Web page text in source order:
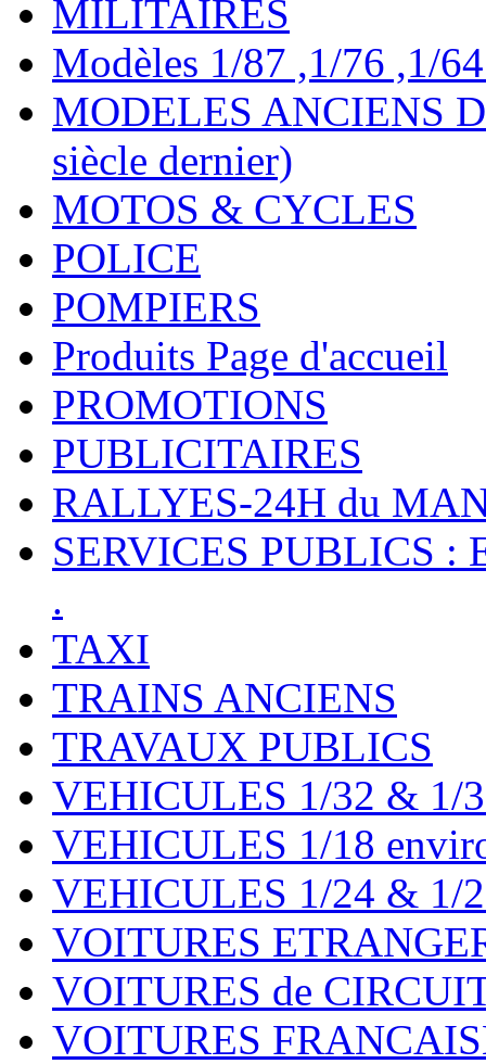
MILITAIRES
Modèles 1/87 ,1/76 ,1/
MODELES ANCIENS
siècle dernier)
MOTOS & CYCLES
POLICE
POMPIERS
Produits Page d'accueil
PROMOTIONS
PUBLICITAIRES
RALLYES-24H du
SERVICES PUBLICS :
.
TAXI
TRAINS ANCIENS
TRAVAUX PUBLICS
VEHICULES 1/32 & 1/
VEHICULES 1/18
VEHICULES 1/24 & 1/
VOITURES
VOITURES de
VOITURES